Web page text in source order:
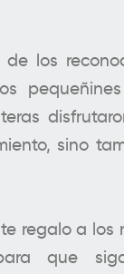
de los
sino
regalo a los
que